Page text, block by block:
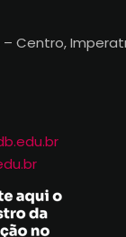
– Centro,